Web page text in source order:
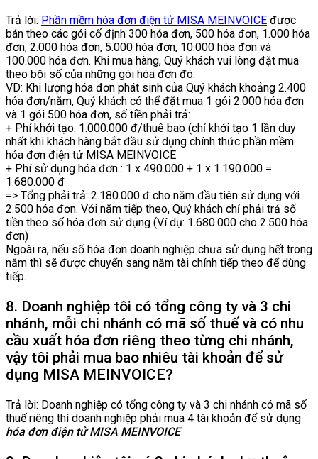
Trả lời: Phần mềm hóa đơn điện tử MISA MEINVOICE được
bán theo các gói cố định 300 hóa đơn, 500 hóa đơn, 1.000 hóa
đơn, 2.000 hóa đơn, 5.000 hóa đơn, 10.000 hóa đơn và
100.000 hóa đơn. Khi mua hàng, Quý khách vui lòng đặt mua
theo bội số của những gói hóa đơn đó:
VD: Khi lượng hóa đơn phát sinh của Quý khách khoảng 2.400
hóa đơn/năm, Quý khách có thể đặt mua 1 gói 2.000 hóa đơn
và 1 gói 500 hóa đơn, số tiền phải trả:
+ Phí khởi tạo: 1.000.000 đ/thuê bao (chỉ khởi tạo 1 lần duy
nhất khi khách hàng bắt đầu sử dụng chính thức phần mềm
hóa đơn điện tử MISA MEINVOICE
+ Phí sử dụng hóa đơn : 1 x 490.000 + 1 x 1.190.000 =
1.680.000 đ
=> Tổng phải trả: 2.180.000 đ cho năm đầu tiên sử dụng với
2.500 hóa đơn. Với năm tiếp theo, Quý khách chỉ phải trả số
tiền theo số hóa đơn sử dụng (Ví dụ: 1.680.000 cho 2.500 hóa
đơn)
Ngoài ra, nếu số hóa đơn doanh nghiệp chưa sử dụng hết trong
năm thì sẽ được chuyển sang năm tài chính tiếp theo để dùng
tiếp.
8. Doanh nghiệp tôi có tổng công ty và 3 chi
nhánh, mỗi chi nhánh có mã số thuế và có nhu
cầu xuất hóa đơn riêng theo từng chi nhánh,
vậy tôi phải mua bao nhiêu tài khoản để sử
dụng MISA MEINVOICE?
Trả lời: Doanh nghiệp có tổng công ty và 3 chi nhánh có mã số
thuế riêng thì doanh nghiệp phải mua 4 tài khoản để sử dụng
hóa đơn điện tử MISA MEINVOICE